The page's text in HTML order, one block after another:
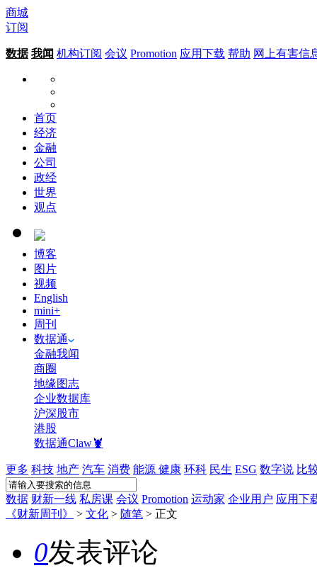
商城
订阅
数据 我闻 机构订阅 会议 Promotion 应用下载 帮助 网上有害信
首页
经济
金融
公司
政经
世界
观点
博客
图片
视频
English
mini+
周刊
数据通
金融我闻
商圈
地缘图志
企业数据库
沪深股市
港股
数据通Claw🦞
更多 科技 地产 汽车 消费 能源 健康 环科 民生 ESG 数字说 比
数据 财新一线 私房课 会议 Promotion 运动家 企业用户 应用下
《财新周刊》
> 文化 > 随笔 > 正文
0发表评论